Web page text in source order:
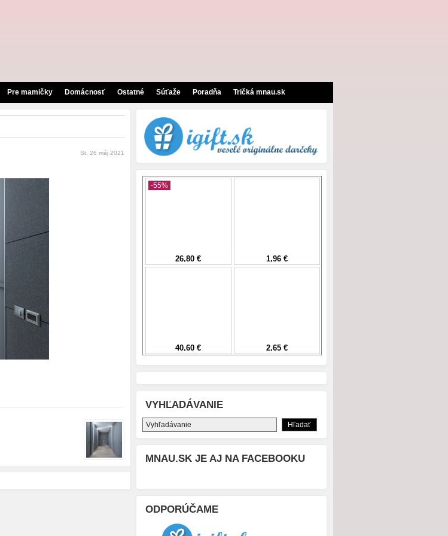
Pre mamičky Domácnosť Ostatné Súťaže Poradňa Tričká mnau.sk
St, 26 máj 2021
VYHĽADÁVANIE
MNAU.SK JE AJ NA FACEBOOKU
ODPORÚČAME